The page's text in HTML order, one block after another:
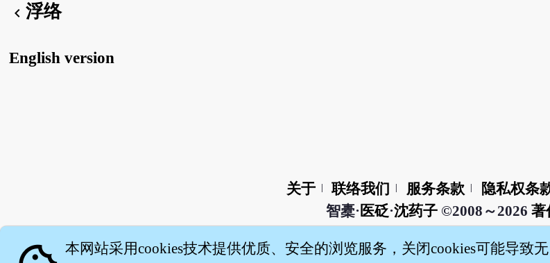
chevron_left 浮络
English version
关于 联络我们 服务条款 隐私权条
智橐· 医砭·沈药子©2008～2026 著
本网站采用cookies技术提供优质、安全的浏览服务，关闭cookies可能导致无